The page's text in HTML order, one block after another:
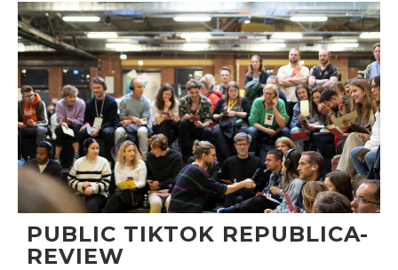
PUBLIC TIKTOK REPUBLICA-
REVIEW